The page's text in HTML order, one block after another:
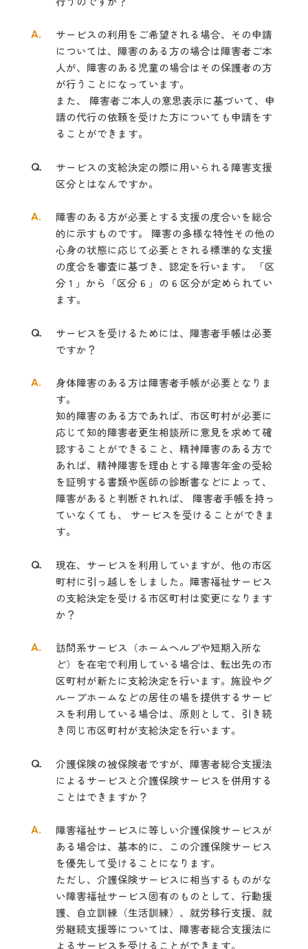
A.
サービスの利用をご希望される場合、その申請
については、障害のある方の場合は障害者ご本
人が、障害のある児童の場合はその保護者の方
が行うことになっています。
また、 障害者ご本人の意思表示に基づいて、申
請の代行の依頼を受けた方についても申請をす
ることができます。
Q.
サービスの支給決定の際に用いられる障害支援
区分とはなんですか。
A.
障害のある方が必要とする支援の度合いを総合
的に示すものです。 障害の多様な特性その他の
心身の状態に応じて必要とされる標準的な支援
の度合を審査に基づき、認定を行います。 「区
分 1 」から「区分 6 」の 6 区分が定められてい
ます。
Q.
サービスを受けるためには、障害者手帳は必要
ですか？
A.
身体障害のある方は障害者手帳が必要となりま
す。
知的障害のある方であれば、市区町村が必要に
応じて知的障害者更生相談所に意見を求めて確
認することができること、精神障害のある方で
あれば、精神障害を理由とする障害年金の受給
を証明する書類や医師の診断書などによって、
障害があると判断されれば、 障害者手帳を持っ
ていなくても、 サービスを受けることができま
す。
Q.
現在、サービスを利用していますが、他の市区
町村に引っ越しをしました。障害福祉サービス
の支給決定を受ける市区町村は変更になります
か？
A.
訪問系サービス（ホームヘルプや短期入所な
ど）を在宅で利用している場合は、 転出先の市
区町村が新たに支給決定を行います。施設やグ
ループホームなどの居住の場を提供するサービ
スを利用している場合は、原則として、引き続
き同じ市区町村が支給決定を行います。
Q.
介護保険の被保険者ですが、障害者総合支援法
によるサービスと介護保険サービスを併用する
ことはできますか？
A.
障害福祉サービスに等しい介護保険サービスが
ある場合は、基本的に、この介護保険サービス
を優先して受けることになります。
ただし、介護保険サービスに相当するものがな
い障害福祉サービス固有のものとして、行動援
護、自立訓練（生活訓練）、就労移行支援、就
労継続支援等については、障害者総合支援法に
よるサービスを受けることができます。